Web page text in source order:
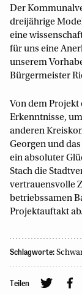
Der
dreijährige
eine
für uns eine
unserem
Bürgermeister
Von dem
Erkenntnisse,
anderen
Georgen und
ein absoluter
Stach die
vertrauensvolle
betriebssamen
Projektauftakt ab.
Schlagworte:
Teilen